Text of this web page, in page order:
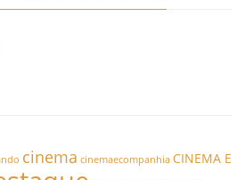
cinema cinemaecompanhia CINEMA E